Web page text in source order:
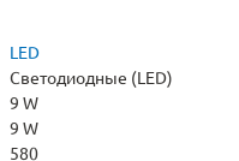
LED
Светодиодные (LED)
9 W
9 W
580